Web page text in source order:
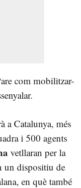
com mobilitzar-
a Catalunya, més
i 500 agents
vetllaran per la
un dispositiu de
en què també